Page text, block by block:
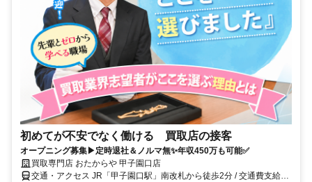
初めてが不安でなく働ける 買取店の接客
オープニング募集▶定時退社＆ノルマ無✨年収450万も可能✅
買取専門店 おたからや 甲子園口店
交通・アクセス JR「甲子園口駅」南改札から徒歩2分 / 交通費支給・